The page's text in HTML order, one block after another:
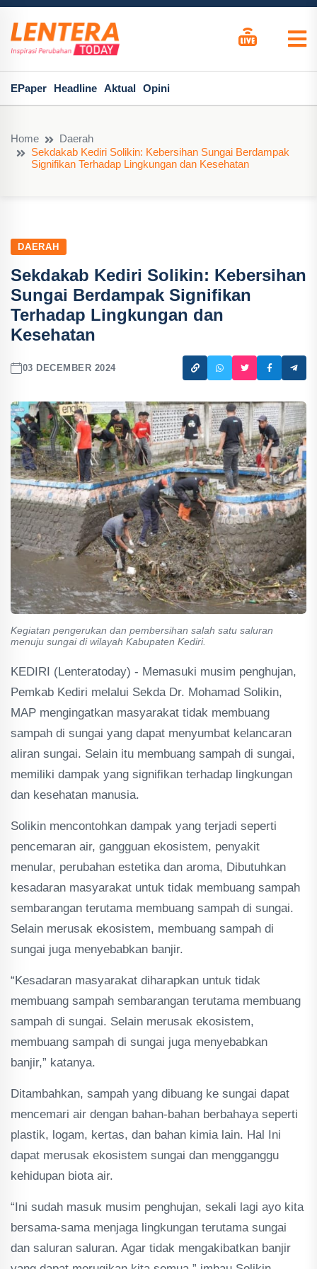
EPaper Headline Aktual Opini
Home
Daerah
Sekdakab Kediri Solikin: Kebersihan Sungai Berdampak
Signifikan Terhadap Lingkungan dan Kesehatan
DAERAH
Sekdakab Kediri Solikin: Kebersihan
Sungai Berdampak Signifikan
Terhadap Lingkungan dan
Kesehatan
03 DECEMBER 2024
Kegiatan pengerukan dan pembersihan salah satu saluran
menuju sungai di wilayah Kabupaten Kediri.
KEDIRI (Lenteratoday) - Memasuki musim penghujan,
Pemkab Kediri melalui Sekda Dr. Mohamad Solikin,
MAP mengingatkan masyarakat tidak membuang
sampah di sungai yang dapat menyumbat kelancaran
aliran sungai. Selain itu membuang sampah di sungai,
memiliki dampak yang signifikan terhadap lingkungan
dan kesehatan manusia.
Solikin mencontohkan dampak yang terjadi seperti
pencemaran air, gangguan ekosistem, penyakit
menular, perubahan estetika dan aroma, Dibutuhkan
kesadaran masyarakat untuk tidak membuang sampah
sembarangan terutama membuang sampah di sungai.
Selain merusak ekosistem, membuang sampah di
sungai juga menyebabkan banjir.
“Kesadaran masyarakat diharapkan untuk tidak
membuang sampah sembarangan terutama membuang
sampah di sungai. Selain merusak ekosistem,
membuang sampah di sungai juga menyebabkan
banjir,” katanya.
Ditambahkan, sampah yang dibuang ke sungai dapat
mencemari air dengan bahan-bahan berbahaya seperti
plastik, logam, kertas, dan bahan kimia lain. Hal Ini
dapat merusak ekosistem sungai dan mengganggu
kehidupan biota air.
“Ini sudah masuk musim penghujan, sekali lagi ayo kita
bersama-sama menjaga lingkungan terutama sungai
dan saluran saluran. Agar tidak mengakibatkan banjir